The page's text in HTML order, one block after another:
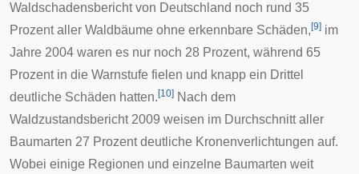
Waldschadensberichtvon Deutschland noch rund 35
Prozent aller Waldbäume ohne erkennbare Schäden, [9] im
Jahre 2004 waren es nur noch 28 Prozent, während 65
Prozent in die Warnstufe fielen und knapp ein Drittel
deutliche Schäden hatten. [10] Nach dem
Waldzustandsbericht 2009 weisen im Durchschnitt aller
Baumarten 27 Prozent deutliche Kronenverlichtungen auf.
Wobei einige Regionen und einzelne Baumarten weit